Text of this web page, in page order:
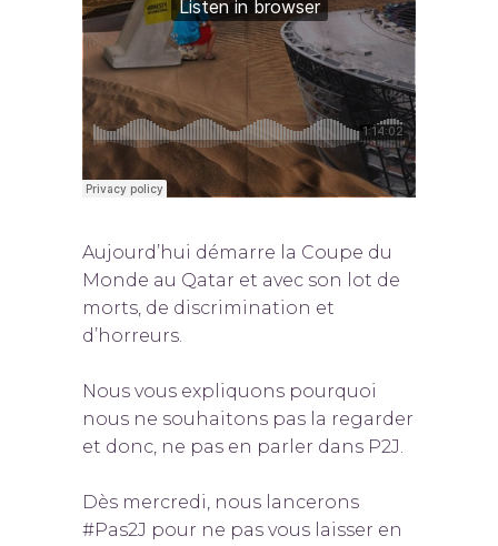
Aujourd’hui démarre la Coupe du
Monde au Qatar et avec son lot de
morts, de discrimination et
d’horreurs.
Nous vous expliquons pourquoi
nous ne souhaitons pas la regarder
et donc, ne pas en parler dans P2J.
Dès mercredi, nous lancerons
#Pas2J pour ne pas vous laisser en